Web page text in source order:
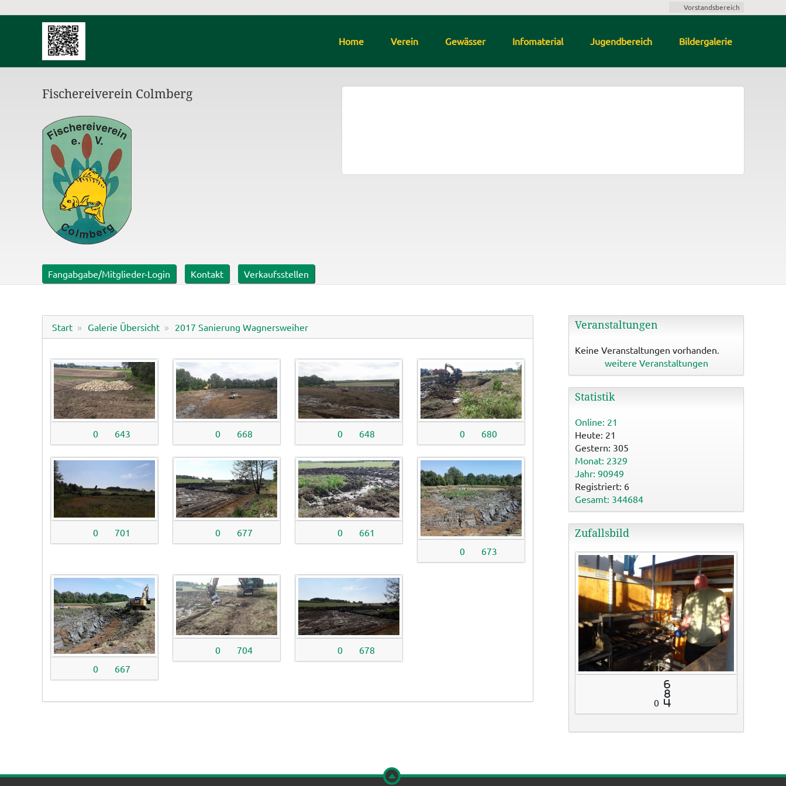
Vorstandsbereich
Home Verein Gewässer Infomaterial Jugendbereich Bildergalerie
Fischereiverein Colmberg
Fangabgabe/Mitglieder-Login Kontakt Verkaufsstellen
Start Galerie Übersicht 2017 Sanierung Wagnersweiher
0 643 0 668 0 648 0 680
0 701 0 677 0
661
0
673
0 667
0 704 0 678
Veranstaltungen
Keine Veranstaltungen vorhanden.
weitere Veranstaltungen
Statistik
Online: 21
Heute: 21
Gestern: 305
Monat: 2329
Jahr: 90949
Registriert: 6
Gesamt: 344684
Zufallsbild
0
6
8
4